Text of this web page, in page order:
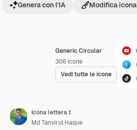
Generic Circular
306 Icone
Vedi tutte le icone
Genera con l'IA Modifica icona
Icona lettera t
Md Tanvirul Haque